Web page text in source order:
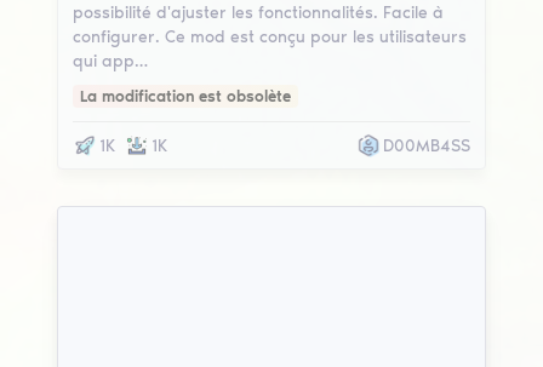
possibilité d'ajuster les fonctionnalités. Facile à
configurer. Ce mod est conçu pour les utilisateurs
qui app…
La modification est obsolète
1K 1K D00MB4SS